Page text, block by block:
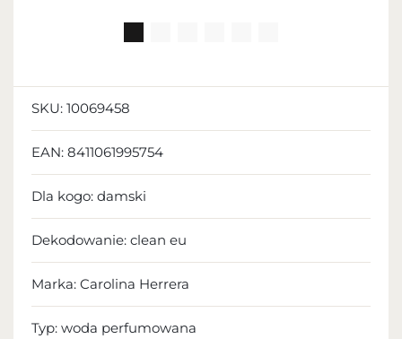
SKU: 10069458
EAN: 8411061995754
Dla kogo: damski
Dekodowanie: clean eu
Marka: Carolina Herrera
Typ: woda perfumowana